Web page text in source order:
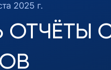
2025 г.
ОТЧЁТЫ